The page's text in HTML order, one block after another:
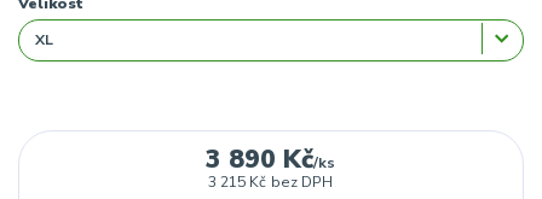
Velikost
3 890 Kč/ks
3 215 Kč bez DPH